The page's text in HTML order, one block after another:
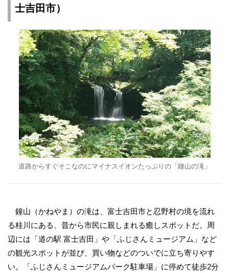
士吉田市）
道路からすぐそこなのにマイナスイオンたっぷりの「鐘山の滝」
鐘山（かねやま）の滝は、富士吉田市と忍野村の境を流れ
る桂川にある、昔から市民に親しまれる癒しスポットだ。周
辺には「道の駅 富士吉田」や「ふじさんミュージアム」など
の観光スポットが並び、買い物などのついでに立ち寄りやす
い。「ふじさんミュージアムパーク駐車場」に停めて徒歩2分